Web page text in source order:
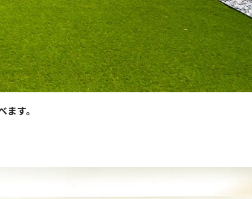
す。